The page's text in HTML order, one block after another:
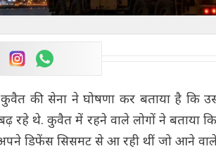
की सेना ने घोषणा कर बताया है कि
रहे थे. कुवैत में रहने वाले लोगों ने बताया कि
डिफेंस सिसमट से आ रही थीं जो आने